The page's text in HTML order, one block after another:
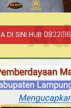
DI SINI HUB